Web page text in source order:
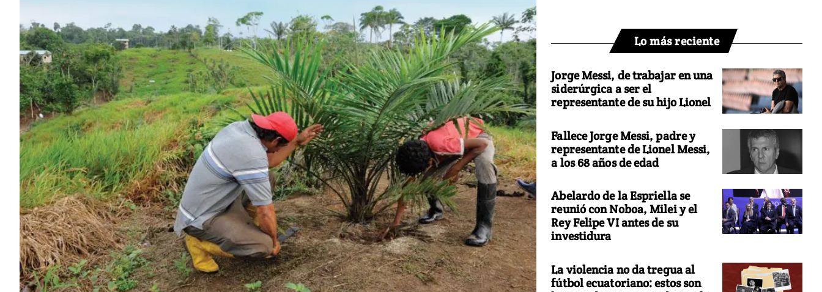
Lo más reciente
Jorge Messi, de trabajar en una
siderúrgica a ser el
representante de su hijo Lionel
Fallece Jorge Messi, padre y
representante de Lionel Messi,
a los 68 años de edad
Abelardo de la Espriella se
reunió con Noboa, Milei y el
Rey Felipe VI antes de su
investidura
La violencia no da tregua al
fútbol ecuatoriano: estos son